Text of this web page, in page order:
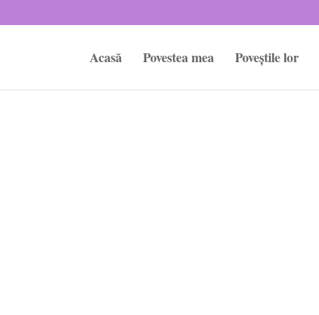
Acasă Povestea mea Poveștile lor